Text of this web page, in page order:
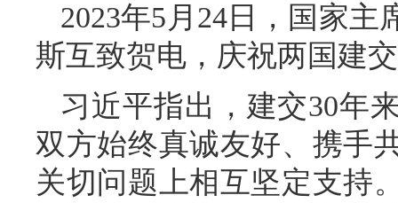
2023年5月24日，国家
斯互致贺电，庆祝两国建
习近平指出，建交30年
双方始终真诚友好、携手
关切问题上相互坚定支持